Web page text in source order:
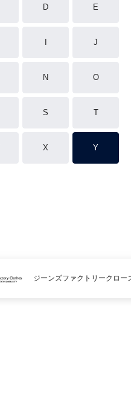
D E
J
N O
S T
X Y
ジーンズファクトリークロー